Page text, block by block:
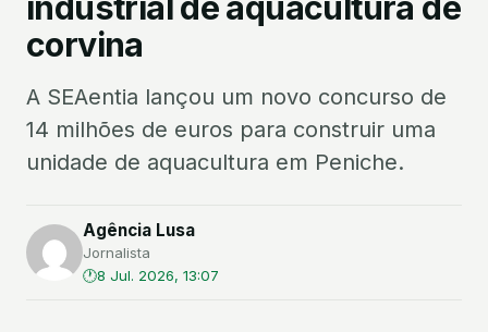
corvina
A SEAentia lançou um novo concurso de
14 milhões de euros para construir uma
unidade de aquacultura em Peniche.
Agência Lusa
Jornalista
8 Jul. 2026, 13:07